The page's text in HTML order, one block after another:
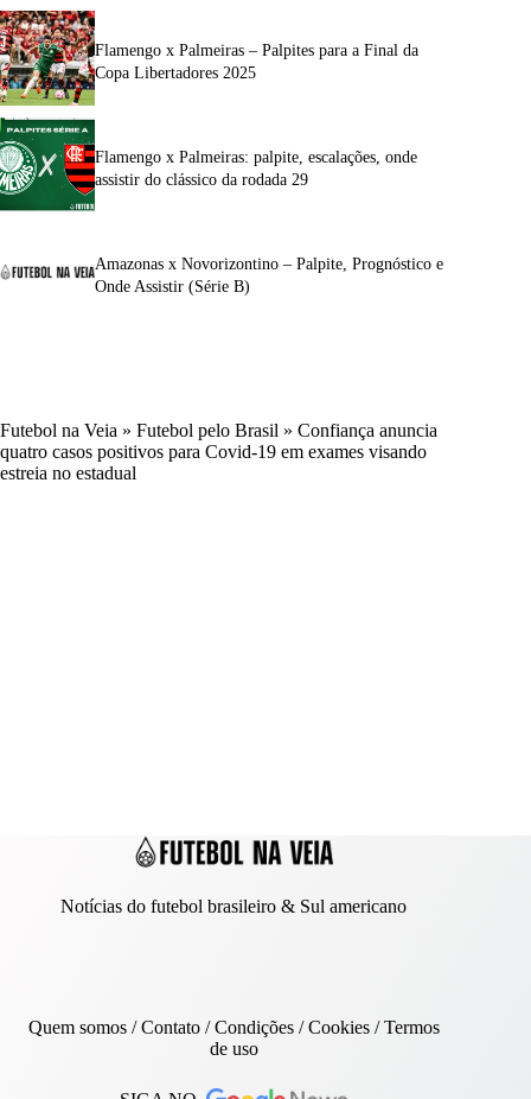
Flamengo x Palmeiras – Palpites para a Final da
Copa Libertadores 2025
Flamengo x Palmeiras: palpite, escalações, onde
assistir do clássico da rodada 29
Amazonas x Novorizontino – Palpite, Prognóstico e
Onde Assistir (Série B)
Futebol na Veia » Futebol pelo Brasil » Confiança anuncia
quatro casos positivos para Covid-19 em exames visando
estreia no estadual
Notícias do futebol brasileiro & Sul americano
Quem somos/Contato/ Condições /Cookies/Termos
de uso